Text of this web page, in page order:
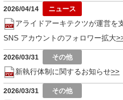
2026/04/14
アライドアーキテクツが運営を
SNS アカウントのフォロワー拡大
2026/03/31
新執行体制に関するお知らせ
2026/03/31